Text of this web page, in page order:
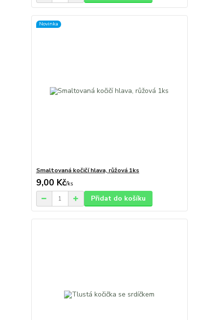
Novinka
Smaltovaná kočičí hlava, růžová 1ks
9,00 Kč/ks
Přidat do košíku